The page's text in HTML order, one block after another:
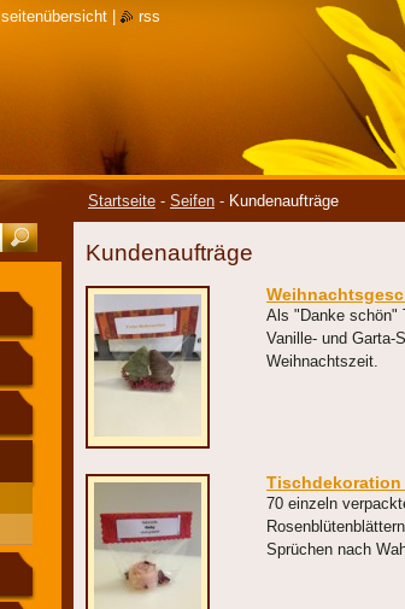
Startseite - Seifen - Kundenaufträge
Kundenaufträge
Als "Danke schön"
Vanille- und Garta-
Weihnachtszeit.
70 einzeln
Sprüchen nach
seitenübersicht rss